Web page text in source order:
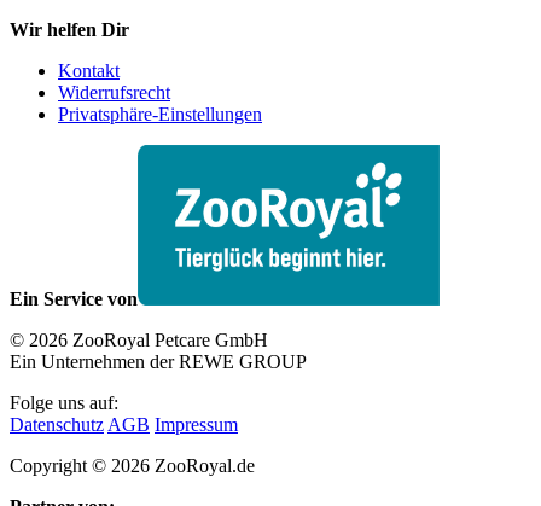
Wir helfen Dir
Kontakt
Widerrufsrecht
Privatsphäre-Einstellungen
Ein Service von
© 2026 ZooRoyal Petcare GmbH
Ein Unternehmen der REWE GROUP
Folge uns auf:
Datenschutz AGB Impressum
Copyright © 2026 ZooRoyal.de